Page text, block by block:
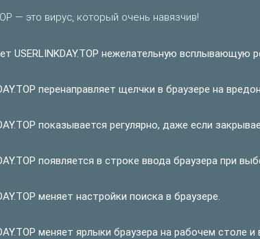
— это вирус, который очень навязчив!
USERLINKDAY.TOP нежелательную всплывающую
перенаправляет щелчки в браузере на
показывается регулярно, даже если
появляется в строке ввода браузера при
меняет настройки поиска в браузере.
меняет ярлыки браузера на рабочем столе